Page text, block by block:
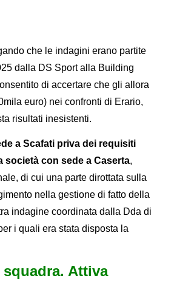
che le indagini erano partite
dalla DS Sport alla Building
di accertare che gli allora
euro) nei confronti di Erario,
risultati inesistenti.
a Scafati priva dei requisiti
società con sede a Caserta,
di cui una parte dirottata sulla
nella gestione di fatto della
indagine coordinata dalla Dda di
i quali era stata disposta la
Attiva